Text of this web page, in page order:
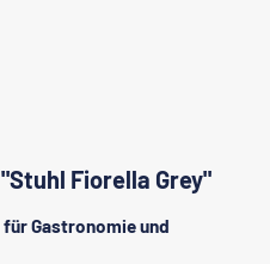
Fiorella Grey"
Gastronomie und